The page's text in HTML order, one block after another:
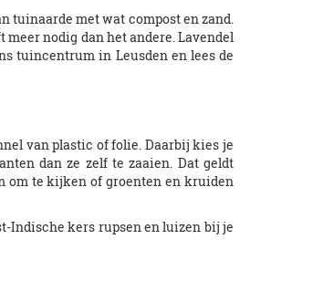
tuinaarde met wat compost en zand.
meer nodig dan het andere. Lavendel
tuincentrum in Leusden en lees de
van plastic of folie. Daarbij kies je
dan ze zelf te zaaien. Dat geldt
om te kijken of groenten en kruiden
Indische kers rupsen en luizen bij je